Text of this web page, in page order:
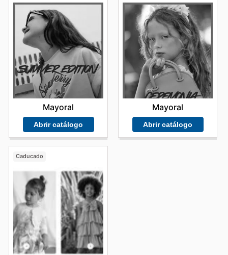
Mayoral
Abrir catálogo
Mayoral
Abrir catálogo
Caducado